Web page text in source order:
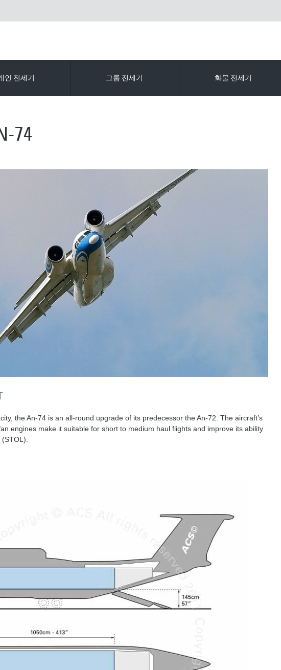
인 전세기 그룹 전세기 화물 전세기
74
the An-74 is an all-round upgrade of its predecessor the An-72. The aircraft’s
engines make it suitable for short to medium haul flights and improve its ability